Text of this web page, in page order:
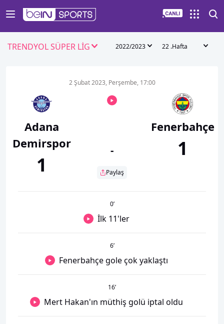
TRENDYOL SÜPER LİG 2022/2023 22 .Hafta
Adana
Demirspor
1
2 Şubat 2023, Perşembe, 17:00
-
Paylaş
Fenerbahçe
1
0’
İlk 11'ler
6’
Fenerbahçe gole çok yaklaştı
16’
Mert Hakan'ın müthiş golü iptal oldu